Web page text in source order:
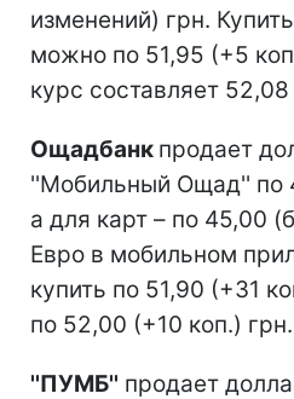
изменений) грн.
можно по 51,95 (+5
курс составляет
Ощадбанк продает
''Мобильный Ощад'' по
а для карт – по 45,00
Евро в мобильном
купить по 51,90 (+31
по 52,00 (+10 коп.) грн.
''ПУМБ'' продает